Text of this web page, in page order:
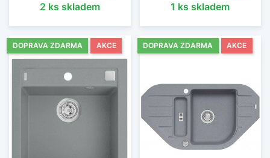
2 ks skladem 1 ks skladem
DOPRAVA ZDARMA AKCE DOPRAVA ZDARMA AKCE